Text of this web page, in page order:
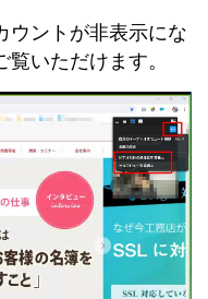
ウントが非表示にな
いただけます。